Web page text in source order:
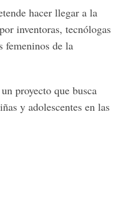
hacer llegar a la
inventoras, tecnólogas
femeninos de la
proyecto que busca
y adolescentes en las